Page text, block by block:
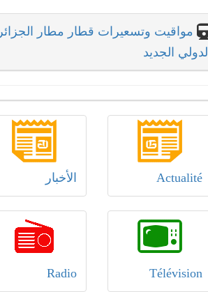
مواقيت وتسعيرات قطار مطار الجزائر
الدولي الجديد
Actualité الأخبار
Télévision
Radio